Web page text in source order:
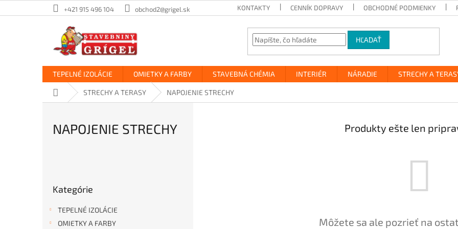
na
+421 915 496 104 obchod2@grigel.sk KONTAKTY CENNÍK DOPRAVY OBCHODNÉ PODMIENKY
HĽADAŤ
TEPELNÉ IZOLÁCIE OMIETKY A FARBY STAVEBNÁ CHÉMIA INTERIÉR NÁRADIE STRECHY A
DomovSTRECHY A TERASY NAPOJENIE STRECHY
NAPOJENIE STRECHY
kategórie
Kategórie
TEPELNÉ IZOLÁCIE
OMIETKY A FARBY
Produkty ešte len
Môžete sa ale pozrieť na